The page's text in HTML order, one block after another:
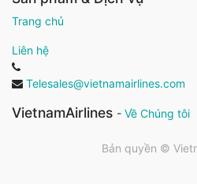
Trang chủ
Liên hệ
Telesales@vietnamairlines.com
VietnamAirlines - Về Chúng tôi
Bản quyền ©